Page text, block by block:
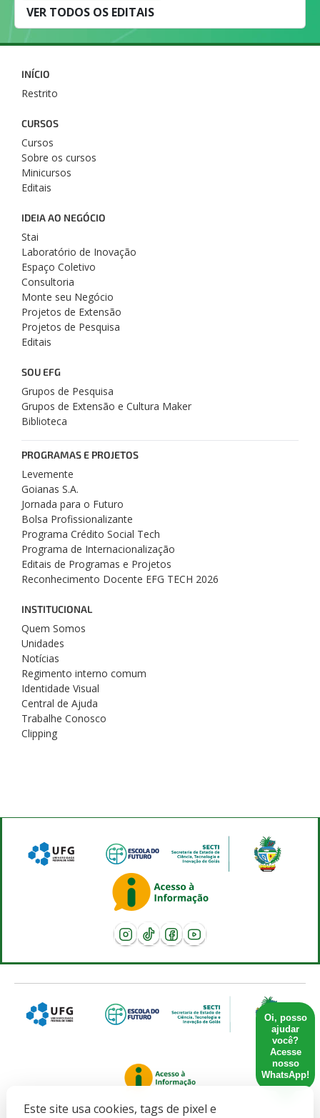
VER TODOS OS EDITAIS
Oi, posso
ajudar
você?
Acesse
nosso
WhatsApp!
Este site usa cookies, tags de pixel e
INÍCIO
Restrito
CURSOS
Cursos
Sobre os cursos
Minicursos
Editais
IDEIA AO NEGÓCIO
Stai
Laboratório de Inovação
Espaço Coletivo
Consultoria
Monte seu Negócio
Projetos de Extensão
Projetos de Pesquisa
Editais
SOU EFG
Grupos de Pesquisa
Grupos de Extensão e Cultura Maker
Biblioteca
PROGRAMAS E PROJETOS
Levemente
Goianas S.A.
Jornada para o Futuro
Bolsa Profissionalizante
Programa Crédito Social Tech
Programa de Internacionalização
Editais de Programas e Projetos
Reconhecimento Docente EFG TECH 2026
INSTITUCIONAL
Quem Somos
Unidades
Notícias
Regimento interno comum
Identidade Visual
Central de Ajuda
Trabalhe Conosco
Clipping